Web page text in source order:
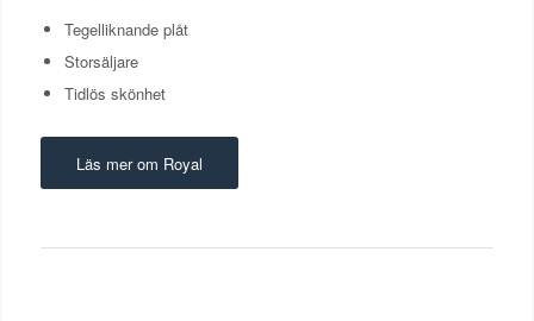
Tegelliknande plåt
Storsäljare
Tidlös skönhet
Läs mer om Royal